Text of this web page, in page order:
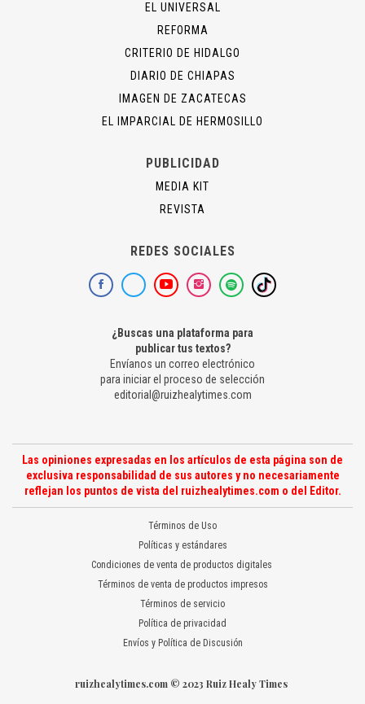
EL UNIVERSAL
REFORMA
CRITERIO DE HIDALGO
DIARIO DE CHIAPAS
IMAGEN DE ZACATECAS
EL IMPARCIAL DE HERMOSILLO
PUBLICIDAD
MEDIA KIT
REVISTA
REDES SOCIALES
¿Buscas una plataforma para
publicar tus textos?
Envíanos un correo electrónico
para iniciar el proceso de selección
editorial@ruizhealytimes.com
Las opiniones expresadas en los artículos de esta página son de
exclusiva responsabilidad de sus autores y no necesariamente
reflejan los puntos de vista del ruizhealytimes.com o del Editor.
Términos de Uso
Políticas y estándares
Condiciones de venta de productos digitales
Términos de venta de productos impresos
Términos de servicio
Política de privacidad
Envíos y Política de Discusión
ruizhealytimes.com © 2023 Ruiz Healy Times